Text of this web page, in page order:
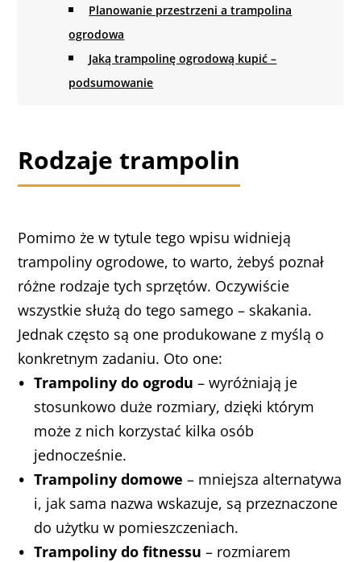
Planowanie przestrzeni a trampolina
ogrodowa
Jaką trampolinę ogrodową kupić –
podsumowanie
Rodzaje trampolin
Pomimo że w tytule tego wpisu widnieją
trampoliny ogrodowe, to warto, żebyś poznał
różne rodzaje tych sprzętów. Oczywiście
wszystkie służą do tego samego – skakania.
Jednak często są one produkowane z myślą o
konkretnym zadaniu. Oto one:
Trampoliny do ogrodu– wyróżniają je
stosunkowo duże rozmiary, dzięki którym
może z nich korzystać kilka osób
jednocześnie.
Trampoliny domowe – mniejsza alternatywa
i, jak sama nazwa wskazuje, są przeznaczone
do użytku w pomieszczeniach.
Trampoliny do fitnessu – rozmiarem